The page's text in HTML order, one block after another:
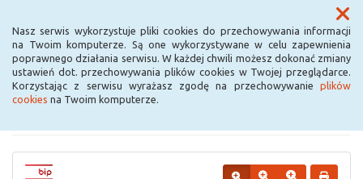
Nasz serwis wykorzystuje pliki cookies do przechowywania informacji
na Twoim komputerze. Są one wykorzystywane w celu zapewnienia
poprawnego działania serwisu. W każdej chwili możesz dokonać zmiany
ustawień dot. przechowywania plików cookies w Twojej przeglądarce.
Korzystając z serwisu wyrażasz zgodę na przechowywanie plików
cookies na Twoim komputerze.
Menu
Urząd Miejski w
Krośniewicach